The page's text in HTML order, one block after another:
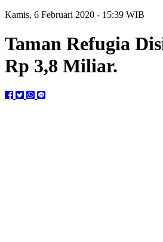
Kamis, 6 Februari 2020 - 15:39 WIB
Taman Refugia
Rp 3,8 Miliar.